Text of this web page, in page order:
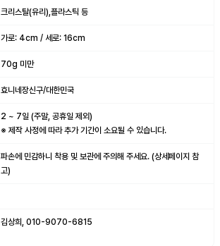
크리스탈(유리),플라스틱 등
가로: 4cm / 세로: 16cm
70g 미만
효니네장신구/대한민국
2 ~ 7일 (주말, 공휴일 제외)
※ 제작 사정에 따라 추가 기간이 소요될 수 있습니다.
파손에 민감하니 착용 및 보관에 주의해 주세요. (상세페이지 참
고)
김상희, 010-9070-6815